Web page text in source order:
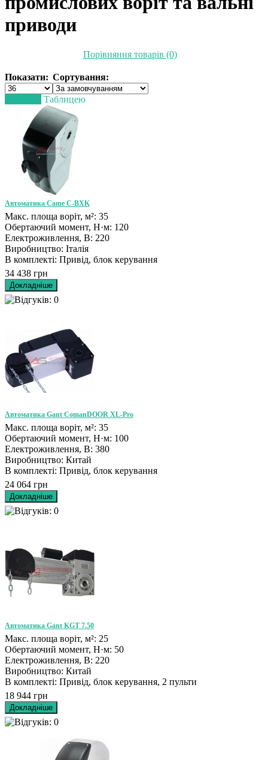
приводи
Порівняння товарів (0)
Показати: Сортування:
Таблицею
Автоматика Came C-BXK
Макс. площа воріт, м²: 35
Обертаючий момент, Н·м: 120
Електроживлення, В: 220
Виробництво: Італія
В комплекті: Привід, блок керування
34 438 грн
Автоматика Gant ComanDOOR XL-Pro
Макс. площа воріт, м²: 35
Обертаючий момент, Н·м: 100
Електроживлення, В: 380
Виробництво: Китай
В комплекті: Привід, блок керування
24 064 грн
Автоматика Gant KGT 7.50
Макс. площа воріт, м²: 25
Обертаючий момент, Н·м: 50
Електроживлення, В: 220
Виробництво: Китай
В комплекті: Привід, блок керування, 2 пульти
18 944 грн